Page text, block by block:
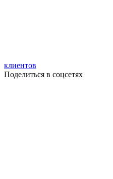
клиентов
Поделиться в соцсетях